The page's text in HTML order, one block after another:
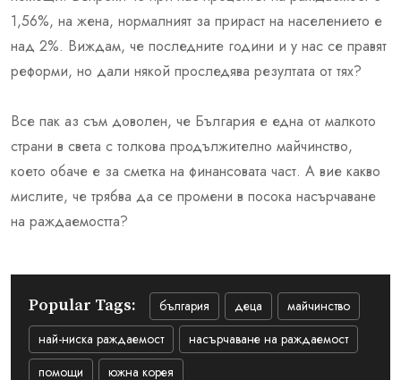
1,56%, на жена, нормалният за прираст на населението е
над 2%. Виждам, че последните години и у нас се правят
реформи, но дали някой проследява резултата от тях?
Все пак аз съм доволен, че България е една от малкото
страни в света с толкова продължително майчинство,
което обаче е за сметка на финансовата част. А вие какво
мислите, че трябва да се промени в посока насърчаване
на раждаемостта?
Popular Tags: българия деца
майчинство
най-ниска раждаемост
насърчаване на раждаемост
помощи
южна корея